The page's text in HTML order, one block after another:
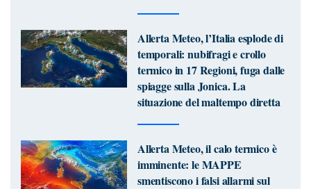
Allerta Meteo, l’Italia esplode di
temporali: nubifragi e crollo
termico in 17 Regioni, fuga dalle
spiagge sulla Jonica. La
situazione del maltempo diretta
Allerta Meteo, il calo termico è
imminente: le MAPPE
smentiscono i falsi allarmi sul